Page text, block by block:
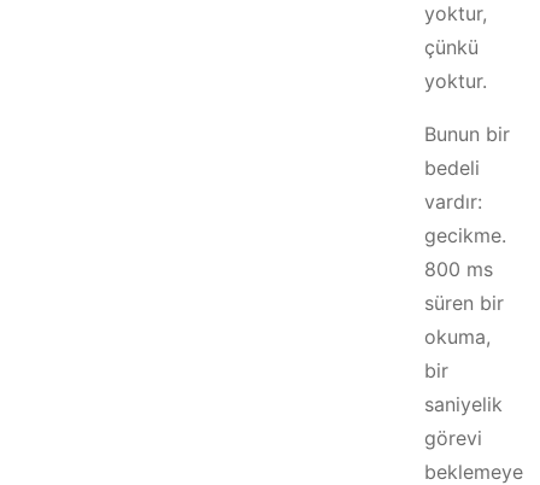
yoktur,
çünkü
yoktur.
Bunun bir
bedeli
vardır:
gecikme.
800 ms
süren bir
okuma,
bir
saniyelik
görevi
beklemeye